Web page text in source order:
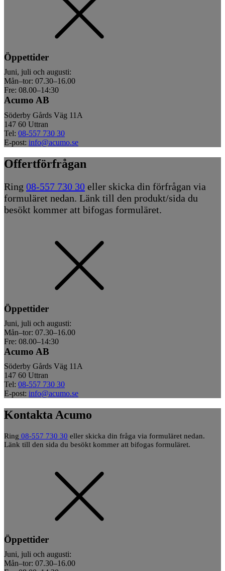
Öppettider
Juni, juli och augusti:
Mån–tor: 07.30–16.00
Fre: 08.00–14:30
Acumo AB
Söderby Gårds Väg 11A
147 60 Uttran
Tel: 08-557 730 30
E-post: info@acumo.se
Offertförfrågan
Ring 08-557 730 30 eller skicka din förfrågan via
formuläret nedan. Länk till den produkt/sida du
besökt kommer att bifogas formuläret.
Öppettider
Juni, juli och augusti:
Mån–tor: 07.30–16.00
Fre: 08.00–14:30
Acumo AB
Söderby Gårds Väg 11A
147 60 Uttran
Tel: 08-557 730 30
E-post: info@acumo.se
Kontakta Acumo
Ring 08-557 730 30 eller skicka din fråga via formuläret nedan.
Länk till den sida du besökt kommer att bifogas formuläret.
Öppettider
Juni, juli och augusti:
Mån–tor: 07.30–16.00